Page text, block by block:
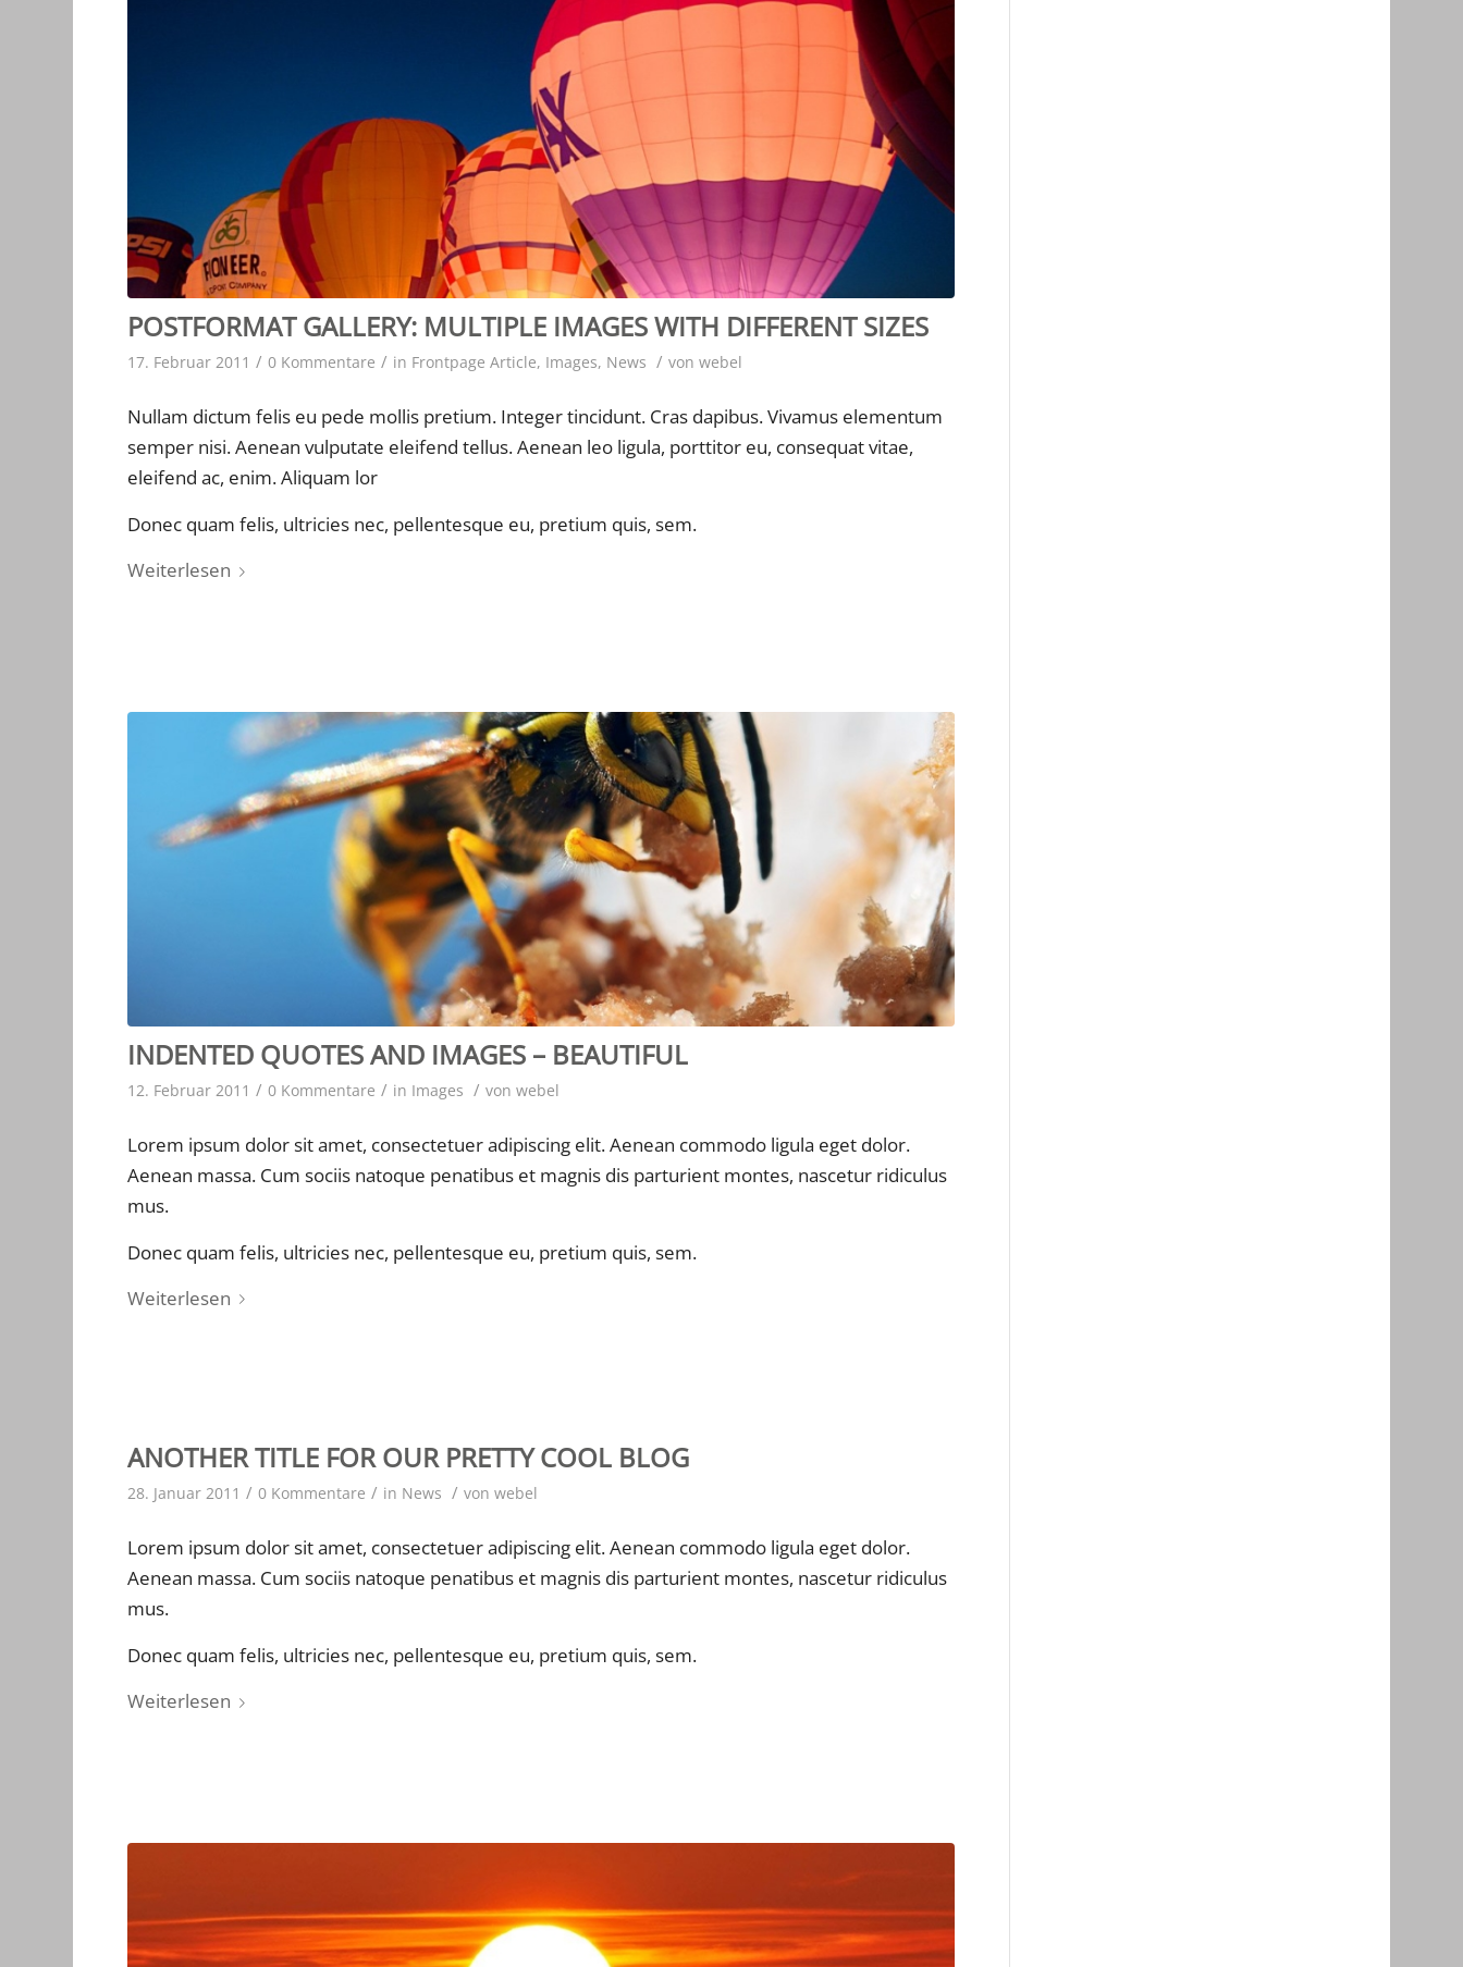
POSTFORMAT GALLERY: MULTIPLE IMAGES WITH DIFFERENT SIZES
17. Februar 2011 / 0 Kommentare / in Frontpage Article, Images, News / vonwebel
Nullam dictum felis eu pede mollis pretium. Integer tincidunt. Cras dapibus. Vivamus elementum
semper nisi. Aenean vulputate eleifend tellus. Aenean leo ligula, porttitor eu, consequat vitae,
eleifend ac, enim. Aliquam lor
Donec quam felis, ultricies nec, pellentesque eu, pretium quis, sem.
Weiterlesen
INDENTED QUOTES AND IMAGES – BEAUTIFUL
12. Februar 2011 / 0 Kommentare / in Images / vonwebel
Lorem ipsum dolor sit amet, consectetuer adipiscing elit. Aenean commodo ligula eget dolor.
Aenean massa. Cum sociis natoque penatibus et magnis dis parturient montes, nascetur ridiculus
mus.
Donec quam felis, ultricies nec, pellentesque eu, pretium quis, sem.
Weiterlesen
ANOTHER TITLE FOR OUR PRETTY COOL BLOG
28. Januar 2011 / 0 Kommentare / in News / vonwebel
Lorem ipsum dolor sit amet, consectetuer adipiscing elit. Aenean commodo ligula eget dolor.
Aenean massa. Cum sociis natoque penatibus et magnis dis parturient montes, nascetur ridiculus
mus.
Donec quam felis, ultricies nec, pellentesque eu, pretium quis, sem.
Weiterlesen